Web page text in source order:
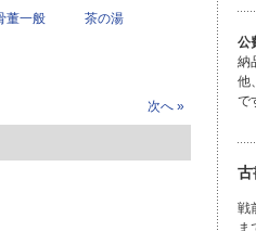
董一般
茶の湯
次へ »
公
納
他
で
古
戦
ま